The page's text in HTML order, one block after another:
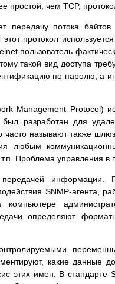
простой, чем TCP,
передачу потока
протокол
пользователь
такой вид доступа
по паролю, а
Management Protocol)
разработан для
часто называют также
любым
Проблема управления в
информации.
SNMP-агента,
определяют
какие данные
этих имен. В